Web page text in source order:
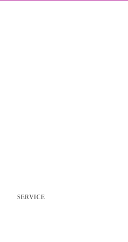
SERVICE